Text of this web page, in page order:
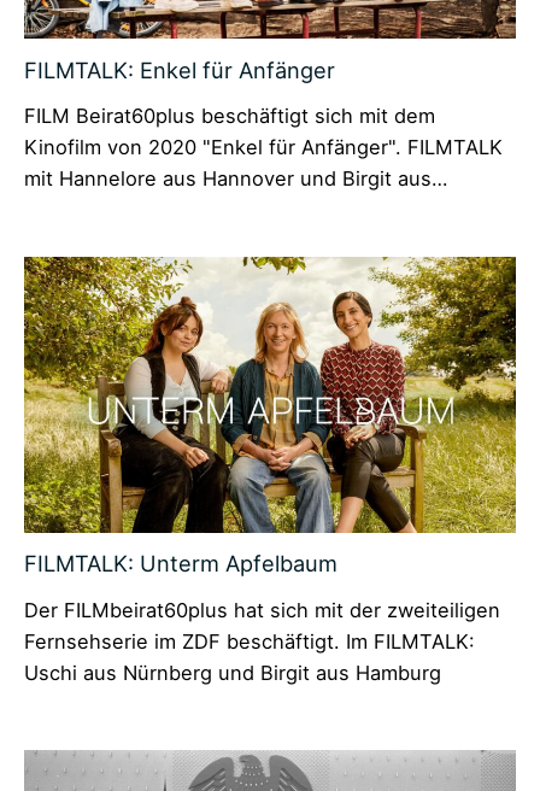
FILMTALK: Enkel für Anfänger
FILM Beirat60plus beschäftigt sich mit dem
Kinofilm von 2020 "Enkel für Anfänger". FILMTALK
mit Hannelore aus Hannover und Birgit aus…
FILMTALK: Unterm Apfelbaum
Der FILMbeirat60plus hat sich mit der zweiteiligen
Fernsehserie im ZDF beschäftigt. Im FILMTALK:
Uschi aus Nürnberg und Birgit aus Hamburg